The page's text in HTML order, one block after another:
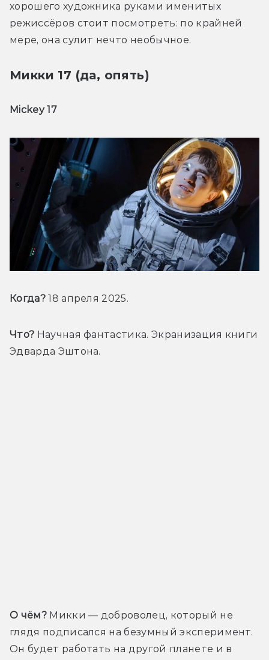
хорошего художника руками именитых
режиссёров стоит посмотреть: по крайней
мере, она сулит нечто необычное.
Микки 17 (да, опять)
Mickey 17
Когда? 18 апреля 2025.
Что? Научная фантастика. Экранизация книги
Эдварда Эштона.
О чём? Микки — доброволец, который не
глядя подписался на безумный эксперимент.
Он будет работать на другой планете и в